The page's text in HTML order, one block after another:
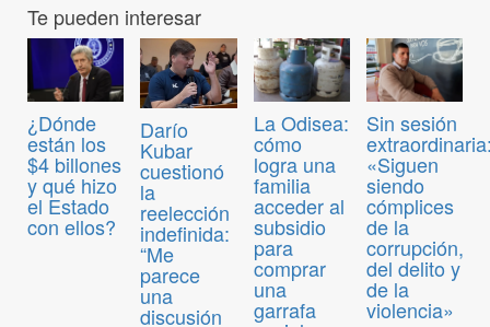
Te pueden interesar
¿Dónde
están los
$4 billones
y qué hizo
el Estado
con ellos?
Darío
Kubar
cuestionó
la
reelección
indefinida:
“Me
parece
una
discusión
La Odisea:
cómo
logra una
familia
acceder al
subsidio
para
comprar
una
garrafa
Sin sesión
«Siguen
siendo
cómplices
de la
corrupción,
del delito y
de la
violencia»